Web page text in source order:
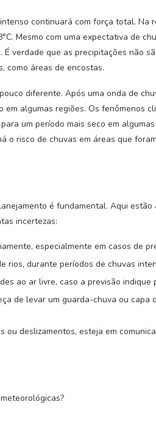
continuará com força total. Na
Mesmo com uma expectativa de
verdade que as precipitações não
como áreas de encostas.
diferente. Após uma onda de
algumas regiões. Os fenômenos
um período mais seco em
o risco de chuvas em áreas que
é fundamental. Aqui estão
incertezas:
especialmente em casos de
rios, durante períodos de chuvas
ao ar livre, caso a previsão indique
de levar um guarda-chuva ou capa
deslizamentos, esteja em